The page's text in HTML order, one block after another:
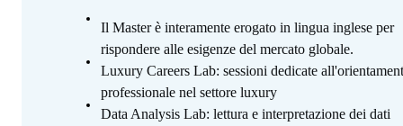
Il Master è interamente erogato in lingua inglese per
rispondere alle esigenze del mercato globale.
Luxury Careers Lab: sessioni dedicate
professionale nel settore luxury
Data Analysis Lab: lettura e interpretazione dei dati